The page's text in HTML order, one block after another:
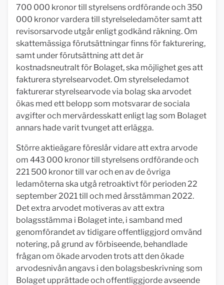
700 000 kronor till styrelsens ordförande och 350
000 kronor vardera till styrelseledamöter samt att
revisorsarvode utgår enligt godkänd räkning. Om
skattemässiga förutsättningar finns för fakturering,
samt under förutsättning att det är
kostnadsneutralt för Bolaget, ska möjlighet ges att
fakturera styrelsearvodet. Om styrelseledamot
fakturerar styrelsearvode via bolag ska arvodet
ökas med ett belopp som motsvarar de sociala
avgifter och mervärdesskatt enligt lag som Bolaget
annars hade varit tvunget att erlägga.
Större aktieägare föreslår vidare att extra arvode
om 443 000 kronor till styrelsens ordförande och
221 500 kronor till var och en av de övriga
ledamöterna ska utgå retroaktivt för perioden 22
september 2021 till och med årsstämman 2022.
Det extra arvodet motiveras av att extra
bolagsstämma i Bolaget inte, i samband med
genomförandet av tidigare offentliggjord omvänd
notering, på grund av förbiseende, behandlade
frågan om ökade arvoden trots att den ökade
arvodesnivån angavs i den bolagsbeskrivning som
Bolaget upprättade och offentliggjorde avseende